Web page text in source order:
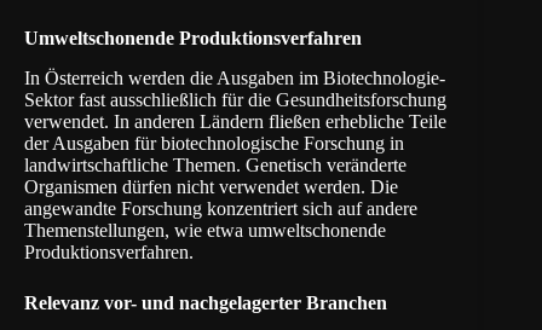
Umweltschonende Produktionsverfahren
In Österreich werden die Ausgaben im Biotechnologie-
Sektor fast ausschließlich für die Gesundheitsforschung
verwendet. In anderen Ländern fließen erhebliche Teile
der Ausgaben für biotechnologische Forschung in
landwirtschaftliche Themen. Genetisch veränderte
Organismen dürfen nicht verwendet werden. Die
angewandte Forschung konzentriert sich auf andere
Themenstellungen, wie etwa umweltschonende
Produktionsverfahren.
Relevanz vor- und nachgelagerter Branchen